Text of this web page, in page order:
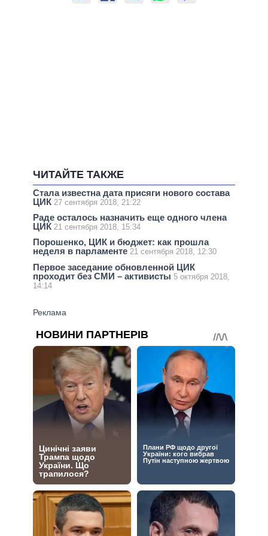
ЧИТАЙТЕ ТАКЖЕ
Стала известна дата присяги нового состава
ЦИК 27 сентября 2018, 21:22
Раде осталось назначить еще одного члена
ЦИК 21 сентября 2018, 15:34
Порошенко, ЦИК и бюджет: как прошла
неделя в парламенте 21 сентября 2018, 12:30
Первое заседание обновленной ЦИК
проходит без СМИ – активисты 5 октября 2018,
14:14